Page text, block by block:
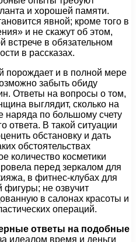
и хорошей памяти.
явной; кроме того в
и не скажут об этом,
встрече в обязательном
в рассказах.
и в полной мере
забыть обиду
Ответы на вопросы о том,
выглядит, сколько на
наряда по большому счету
ответа. В такой ситуации
обстановку и дать
обстоятельствах
количество косметики
перед зеркалом для
в фитнес-клубах для
фигуры; не озвучит
в салонах красоты и
операций.
ответы на подобные
идеалом время и деньги